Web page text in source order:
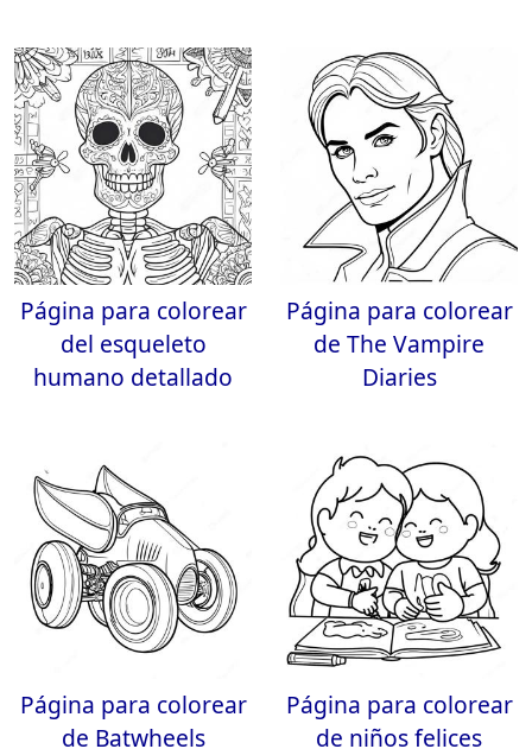
Página para colorear
del esqueleto
humano detallado
Página para colorear
de The Vampire
Diaries
Página para colorear
de Batwheels
Página para colorear
de niños felices